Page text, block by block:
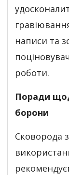
написи та
роботи.
Поради
борони
Сковорода